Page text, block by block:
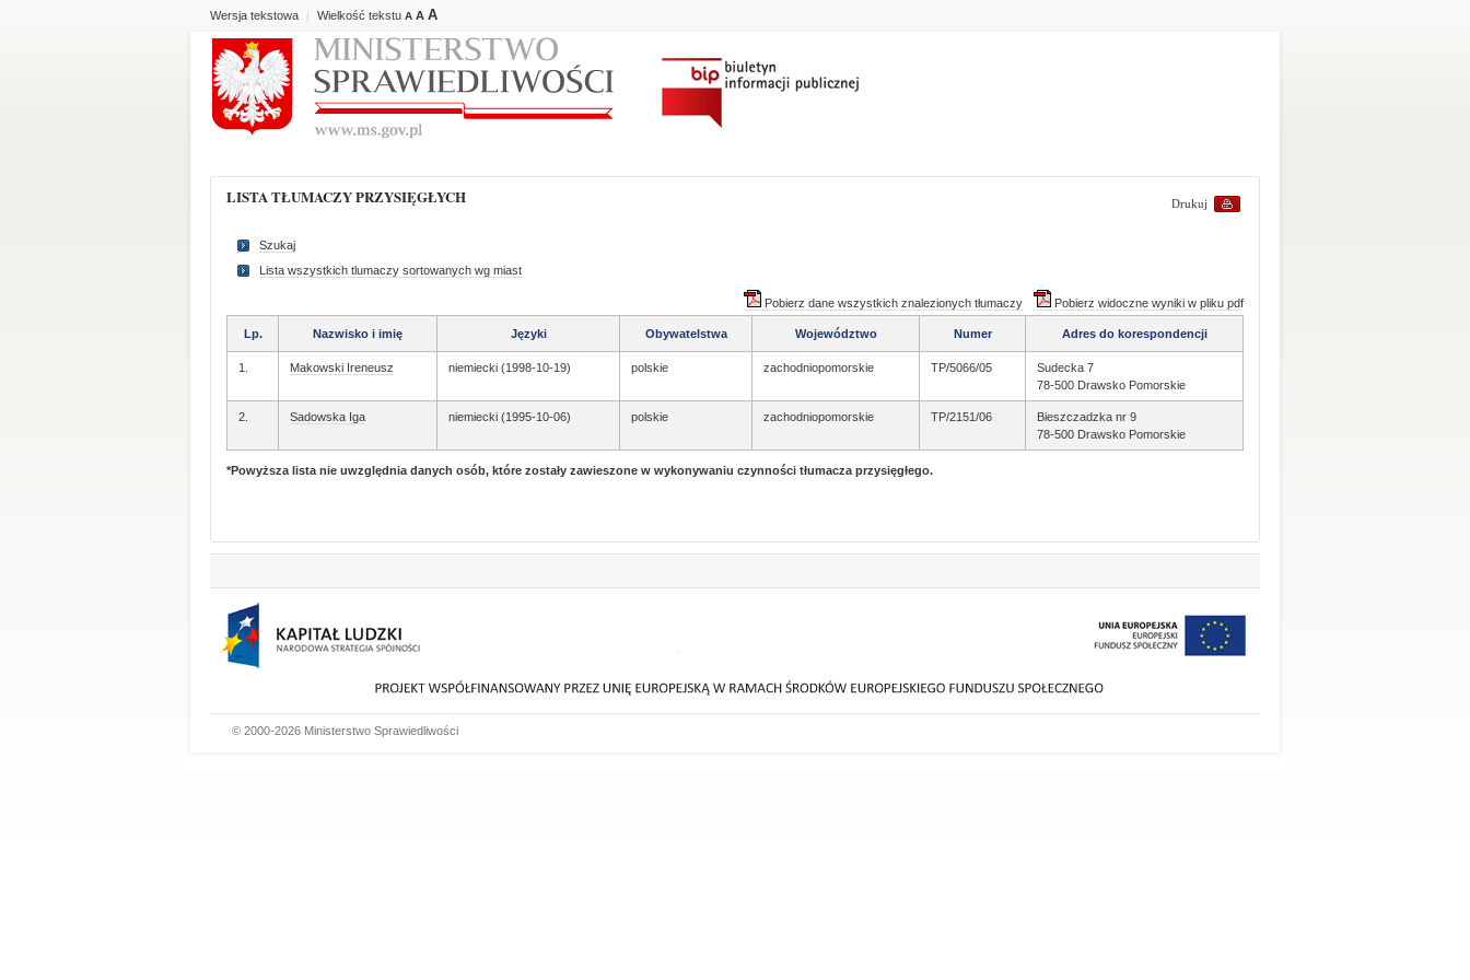
Wersja tekstowa | Wielkość tekstu A A A
Drukuj
LISTA TŁUMACZY PRZYSIĘGŁYCH
Szukaj
Lista wszystkich tlumaczy sortowanych wg miast
Pobierz widoczne wyniki w pliku pdf
Pobierz dane wszystkich znalezionych tłumaczy
Lp. Nazwisko i imię Języki Obywatelstwa Województwo Numer Adres do korespondencji
1. Makowski Ireneusz niemiecki (1998-10-19) polskie zachodniopomorskie TP/5066/05
Sudecka 7
78-500 Drawsko Pomorskie
2. Sadowska Iga niemiecki (1995-10-06) polskie zachodniopomorskie TP/2151/06
Bieszczadzka nr 9
78-500 Drawsko Pomorskie
*Powyższa lista nie uwzględnia danych osób, które zostały zawieszone w wykonywaniu czynności tłumacza przysięgłego.
© 2000-2026 Ministerstwo Sprawiedliwości